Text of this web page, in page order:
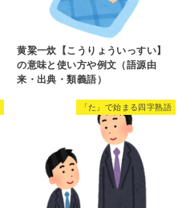
黄粱一炊【こうりょういっすい】
の意味と使い方や例文（語源由
来・出典・類義語）
「た」で始まる四字熟語